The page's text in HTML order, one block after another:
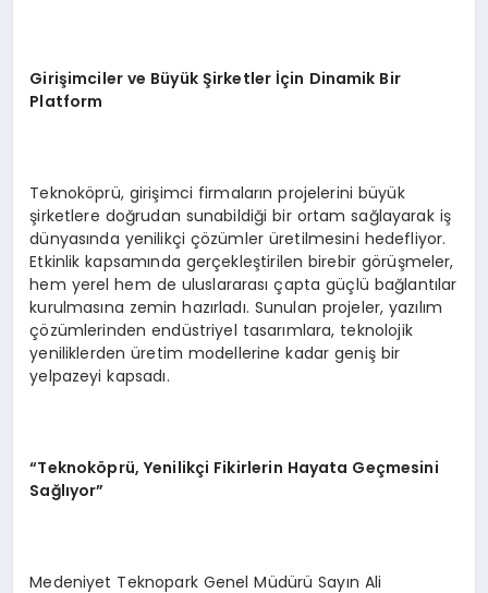
Girişimciler ve Büyük Şirketler İçin Dinamik Bir
Platform
Teknoköprü, girişimci firmaların projelerini büyük
şirketlere doğrudan sunabildiği bir ortam sağlayarak iş
dünyasında yenilikçi çözümler üretilmesini hedefliyor.
Etkinlik kapsamında gerçekleştirilen birebir görüşmeler,
hem yerel hem de uluslararası çapta güçlü bağlantılar
kurulmasına zemin hazırladı. Sunulan projeler, yazılım
çözümlerinden endüstriyel tasarımlara, teknolojik
yeniliklerden üretim modellerine kadar geniş bir
yelpazeyi kapsadı.
“Teknoköprü, Yenilikçi Fikirlerin Hayata Geçmesini
Sağlıyor”
Medeniyet Teknopark Genel Müdürü Sayın Ali